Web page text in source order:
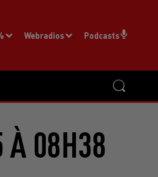
Webradios Podcasts
À 08H38